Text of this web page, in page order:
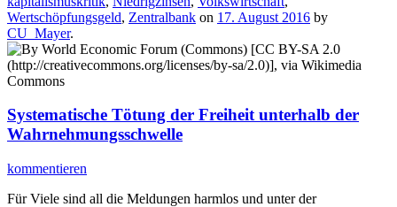
Wertschöpfungsgeld, Zentralbank on 17. August 2016 by
CU_Mayer.
Systematische Tötung der Freiheit unterhalb der
Wahrnehmungsschwelle
kommentieren
Für Viele sind all die Meldungen harmlos und unter der